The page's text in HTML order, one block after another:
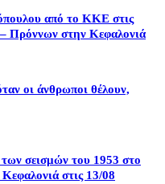
από το ΚΚΕ στις
– Πρόννων στην Κεφαλονιά
οι άνθρωποι θέλουν,
σεισμών του 1953 στο
στις 13/08